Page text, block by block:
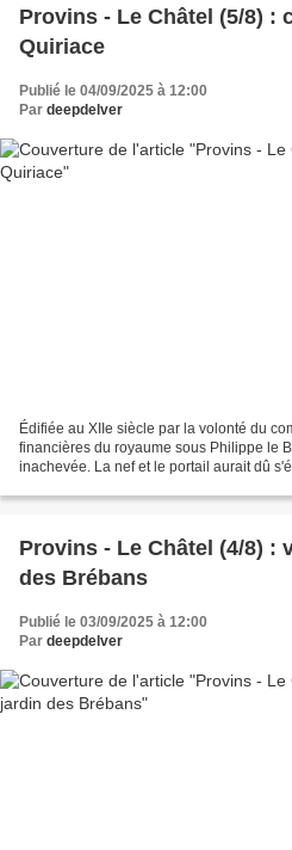
Provins - Le Châtel (5/8) :
Quiriace
Publié le 04/09/2025 à 12:00
Par deepdelver
Édifiée au XIIe siècle par la volonté du
financières du royaume sous Philippe le
inachevée. La nef et le portail aurait dû
Provins - Le Châtel (4/8) :
des Brébans
Publié le 03/09/2025 à 12:00
Par deepdelver